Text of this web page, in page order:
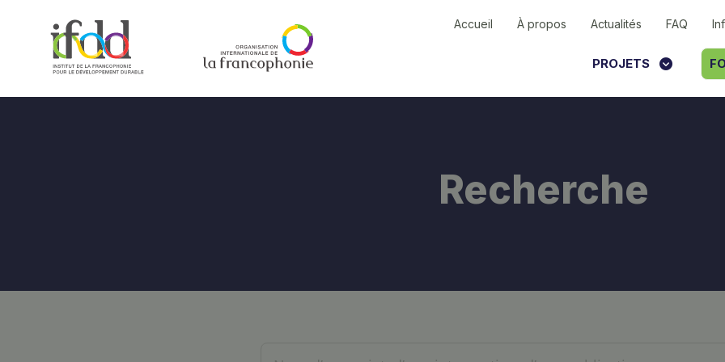
Accueil À propos Actualités FAQ
PROJETS
Recherche